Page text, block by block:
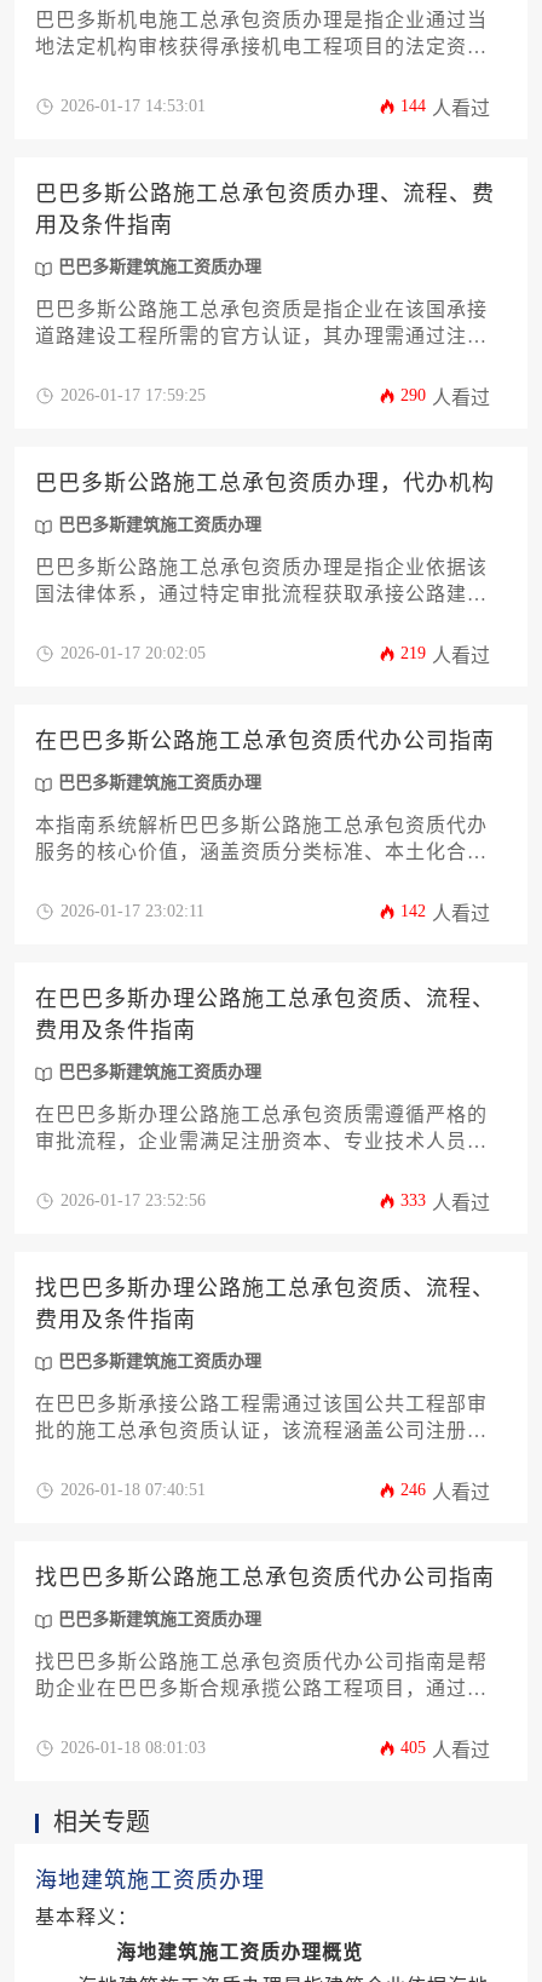
巴巴多斯机电施工总承包资质办理是指企业通过当
地法定机构审核获得承接机电工程项目的法定资
许可证颁发四大阶段，办理成本主要包含政府规
等硬性要求。
2026-01-17 14:53:01 144 人看过
巴巴多斯公路施工总承包资质办理、流程、费
用及条件指南
巴巴多斯建筑施工资质办理
巴巴多斯公路施工总承包资质是指企业在该国承接
道路建设工程所需的官方认证，其办理需通过注册
收费、专业咨询费用及资本证明等成本，是企业进
2026-01-17 17:59:25 290 人看过
巴巴多斯公路施工总承包资质办理，代办机构
巴巴多斯建筑施工资质办理
巴巴多斯公路施工总承包资质办理是指企业依据该
国法律体系，通过特定审批流程获取承接公路建设
成此项复杂申请过程的专业服务组织。
2026-01-17 20:02:05 219 人看过
在巴巴多斯公路施工总承包资质代办公司指南
巴巴多斯建筑施工资质办理
本指南系统解析巴巴多斯公路施工总承包资质代办
服务的核心价值，涵盖资质分类标准、本土化合规
海外工程企业提供一站式合规解决方案。
2026-01-17 23:02:11 142 人看过
在巴巴多斯办理公路施工总承包资质、流程、
费用及条件指南
巴巴多斯建筑施工资质办理
在巴巴多斯办理公路施工总承包资质需遵循严格的
审批流程，企业需满足注册资本、专业技术人员、
审核、现场查验及证书颁发等环节，整体费用涵盖
2026-01-17 23:52:56 333 人看过
找巴巴多斯办理公路施工总承包资质、流程、
费用及条件指南
巴巴多斯建筑施工资质办理
在巴巴多斯承接公路工程需通过该国公共工程部审
批的施工总承包资质认证，该流程涵盖公司注册、
环节，整体周期约6-12个月，费用因企业规模与工程
2026-01-18 07:40:51 246 人看过
找巴巴多斯公路施工总承包资质代办公司指南
巴巴多斯建筑施工资质办理
找巴巴多斯公路施工总承包资质代办公司指南是帮
助企业在巴巴多斯合规承揽公路工程项目，通过专
手册。
2026-01-18 08:01:03 405 人看过
相关专题
海地建筑施工资质办理
基本释义：
海地建筑施工资质办理概览